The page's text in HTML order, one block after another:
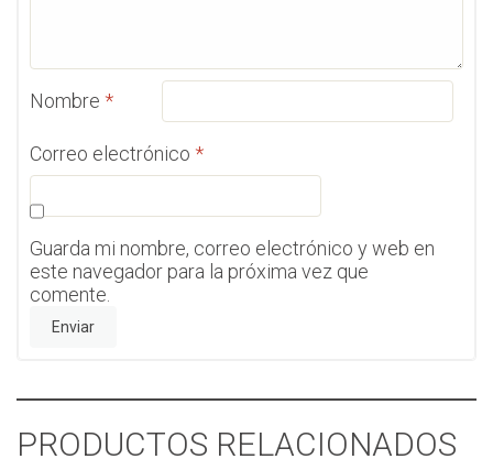
Nombre *
Correo electrónico *
Guarda mi nombre, correo electrónico y web en
este navegador para la próxima vez que
comente.
PRODUCTOS RELACIONADOS